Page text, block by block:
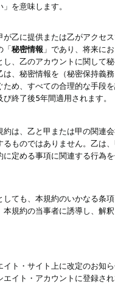
を意味します。
乙に提供または乙がアクセ
「秘密情報 」であり、将来に
、乙のアカウントに関して
、秘密情報を（秘密保持義
め、すべての合理的な手段
終了後5年間適用されます。
は、乙と甲または甲の関連
ものではありません。乙は
定める事項に関連する行為
ても、本規約のいかなる条
規約の当事者に誘導し、解
ト・サイト上に改定のお知
イト・アカウントに登録さ